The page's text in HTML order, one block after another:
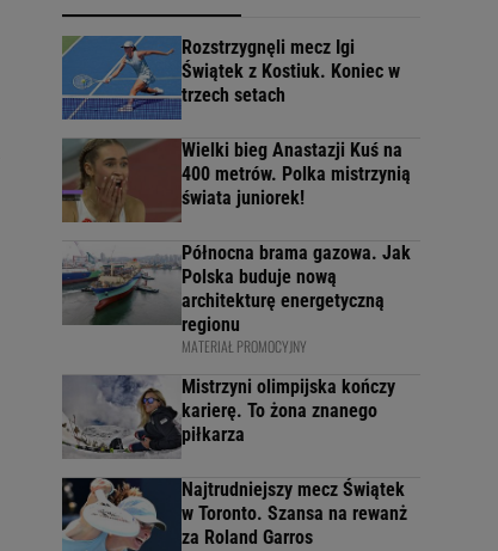
Rozstrzygnęli mecz Igi
Świątek z Kostiuk. Koniec w
trzech setach
Wielki bieg Anastazji Kuś na
400 metrów. Polka mistrzynią
świata juniorek!
Północna brama gazowa. Jak
Polska buduje nową
architekturę energetyczną
regionu
MATERIAŁ PROMOCYJNY
Mistrzyni olimpijska kończy
karierę. To żona znanego
piłkarza
Najtrudniejszy mecz Świątek
w Toronto. Szansa na rewanż
za Roland Garros